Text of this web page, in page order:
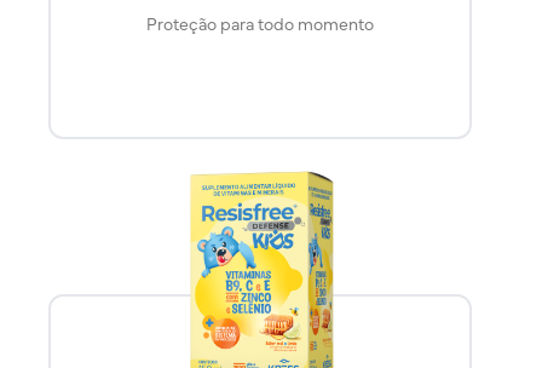
Proteção para todo momento